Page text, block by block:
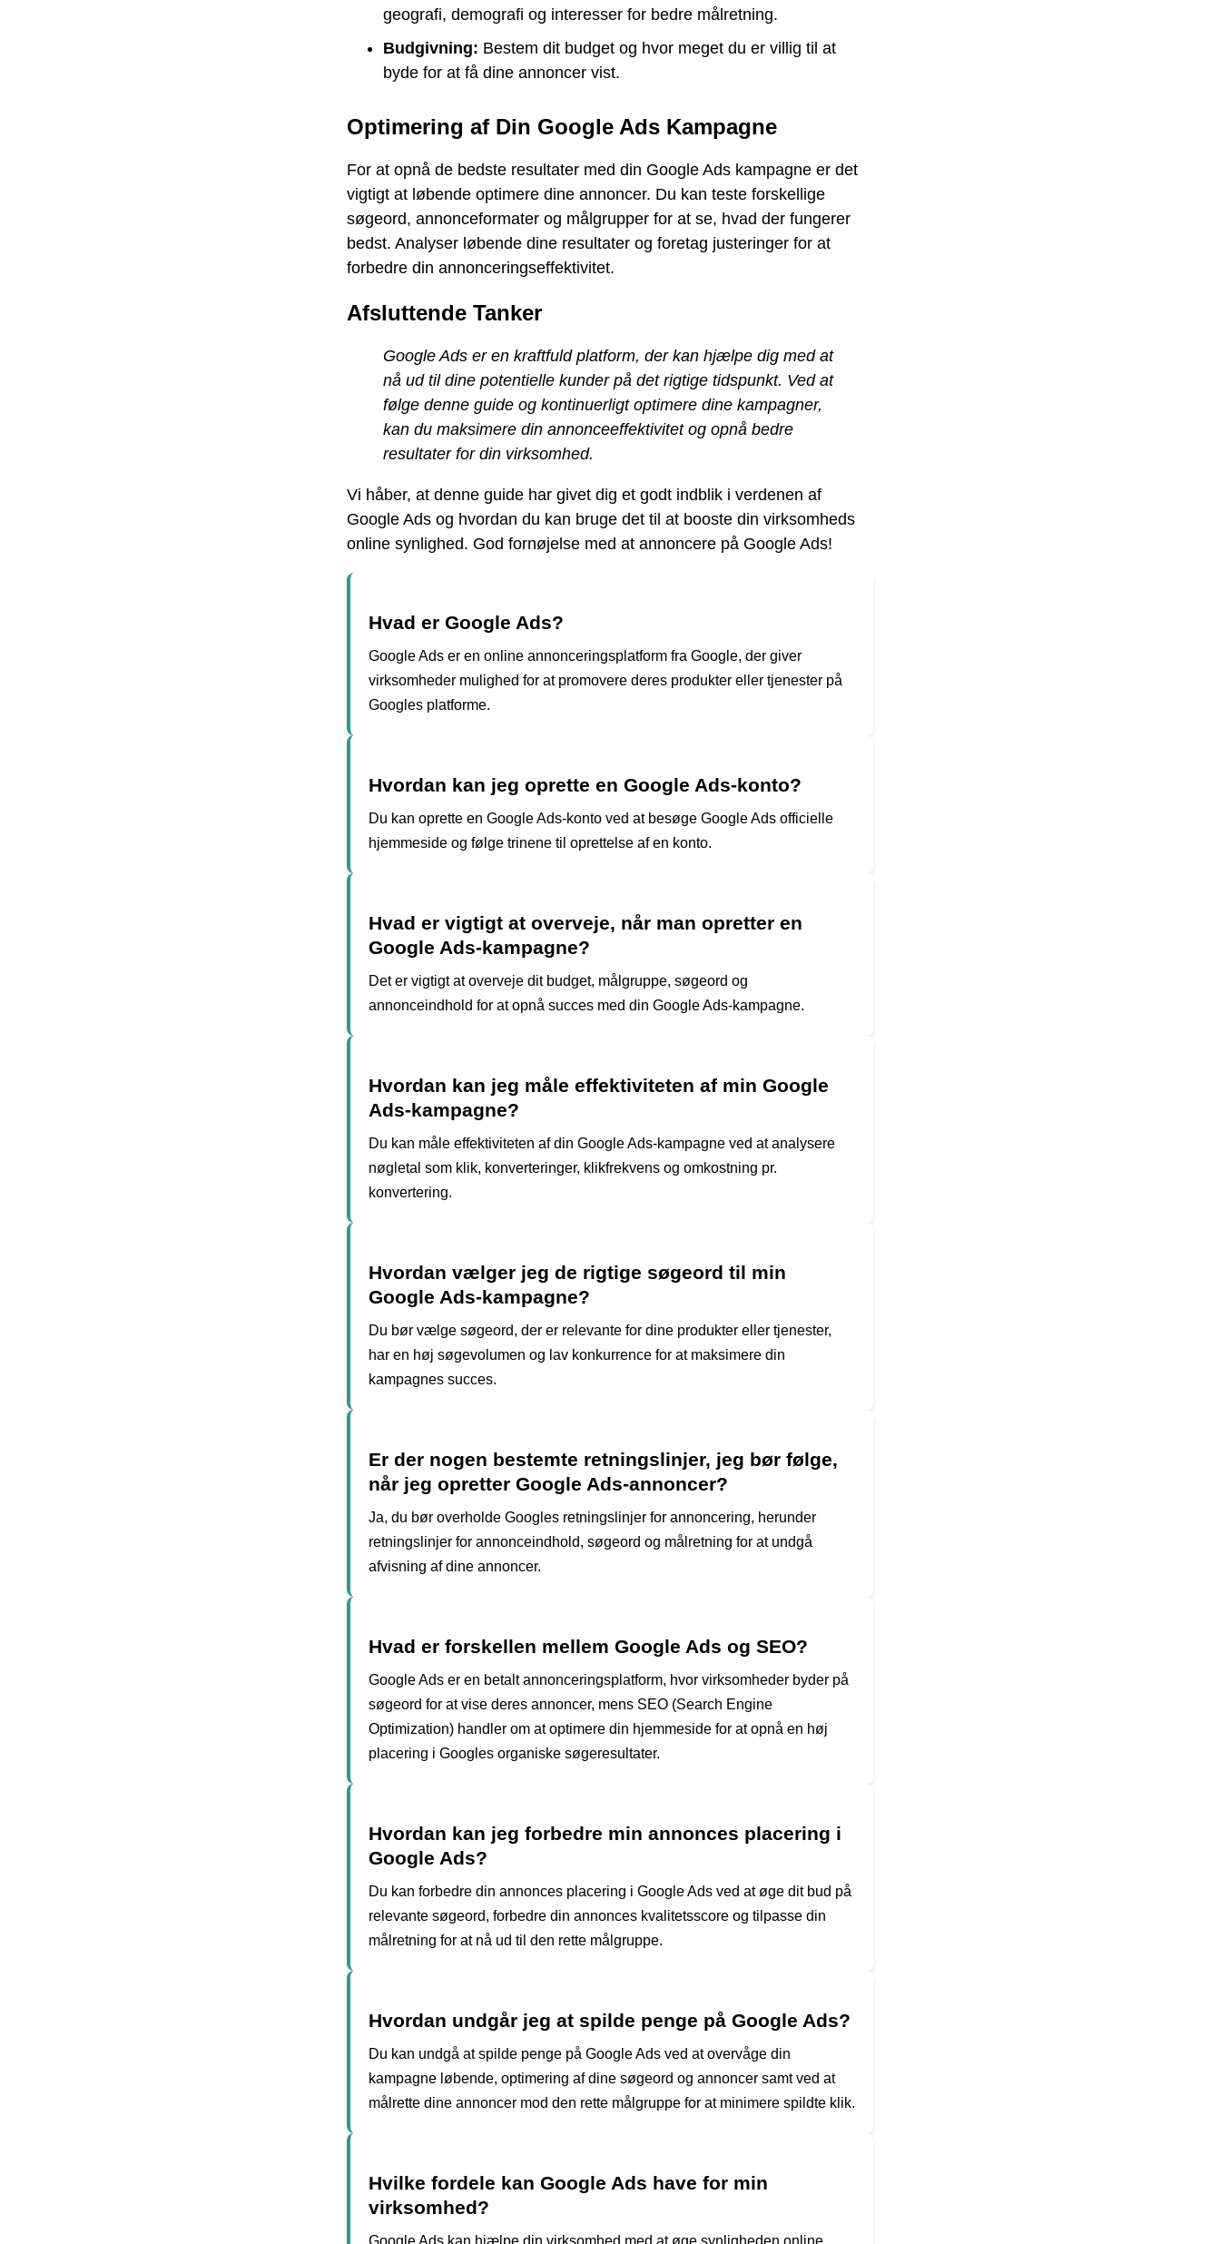
geografi, demografi og interesser for bedre målretning.
Budgivning: Bestem dit budget og hvor meget du er villig til at
byde for at få dine annoncer vist.
Optimering af Din Google Ads Kampagne
For at opnå de bedste resultater med din Google Ads kampagne er det
vigtigt at løbende optimere dine annoncer. Du kan teste forskellige
søgeord, annonceformater og målgrupper for at se, hvad der fungerer
bedst. Analyser løbende dine resultater og foretag justeringer for at
forbedre din annonceringseffektivitet.
Afsluttende Tanker
Google Ads er en kraftfuld platform, der kan hjælpe dig med at
nå ud til dine potentielle kunder på det rigtige tidspunkt. Ved at
følge denne guide og kontinuerligt optimere dine kampagner,
kan du maksimere din annonceeffektivitet og opnå bedre
resultater for din virksomhed.
Vi håber, at denne guide har givet dig et godt indblik i verdenen af
Google Ads og hvordan du kan bruge det til at booste din virksomheds
online synlighed. God fornøjelse med at annoncere på Google Ads!
Hvad er Google Ads?
Google Ads er en online annonceringsplatform fra Google, der giver
virksomheder mulighed for at promovere deres produkter eller tjenester på
Googles platforme.
Hvordan kan jeg oprette en Google Ads-konto?
Du kan oprette en Google Ads-konto ved at besøge Google Ads officielle
hjemmeside og følge trinene til oprettelse af en konto.
Hvad er vigtigt at overveje, når man opretter en
Google Ads-kampagne?
Det er vigtigt at overveje dit budget, målgruppe, søgeord og
annonceindhold for at opnå succes med din Google Ads-kampagne.
Hvordan kan jeg måle effektiviteten af min Google
Ads-kampagne?
Du kan måle effektiviteten af din Google Ads-kampagne ved at analysere
nøgletal som klik, konverteringer, klikfrekvens og omkostning pr.
konvertering.
Hvordan vælger jeg de rigtige søgeord til min
Google Ads-kampagne?
Du bør vælge søgeord, der er relevante for dine produkter eller tjenester,
har en høj søgevolumen og lav konkurrence for at maksimere din
kampagnes succes.
Er der nogen bestemte retningslinjer, jeg bør følge,
når jeg opretter Google Ads-annoncer?
Ja, du bør overholde Googles retningslinjer for annoncering, herunder
retningslinjer for annonceindhold, søgeord og målretning for at undgå
afvisning af dine annoncer.
Hvad er forskellen mellem Google Ads og SEO?
Google Ads er en betalt annonceringsplatform, hvor virksomheder byder på
søgeord for at vise deres annoncer, mens SEO (Search Engine
Optimization) handler om at optimere din hjemmeside for at opnå en høj
placering i Googles organiske søgeresultater.
Hvordan kan jeg forbedre min annonces placering i
Google Ads?
Du kan forbedre din annonces placering i Google Ads ved at øge dit bud på
relevante søgeord, forbedre din annonces kvalitetsscore og tilpasse din
målretning for at nå ud til den rette målgruppe.
Hvordan undgår jeg at spilde penge på Google Ads?
Du kan undgå at spilde penge på Google Ads ved at overvåge din
kampagne løbende, optimering af dine søgeord og annoncer samt ved at
målrette dine annoncer mod den rette målgruppe for at minimere spildte klik.
Hvilke fordele kan Google Ads have for min
virksomhed?
Google Ads kan hjælpe din virksomhed med at øge synligheden online,